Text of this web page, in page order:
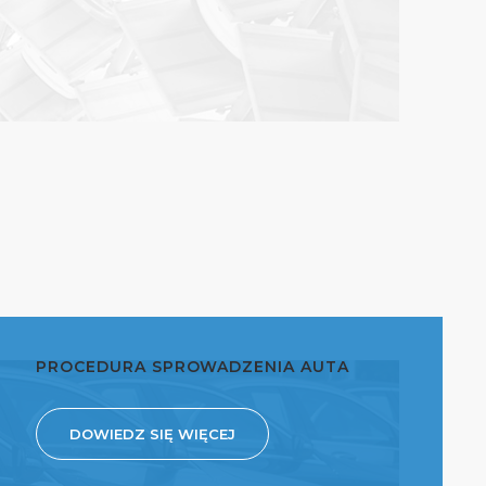
PROCEDURA SPROWADZENIA AUTA
DOWIEDZ SIĘ WIĘCEJ